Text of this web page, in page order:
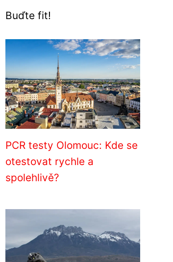
Buďte fit!
PCR testy Olomouc: Kde se
otestovat rychle a
spolehlivě?